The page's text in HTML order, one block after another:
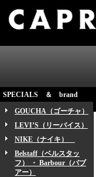
SPECIALS ＆ brand
GOUCHA（ゴーチャ）
LEVI’S（リーバイス）
NIKE（ナイキ）
Belstaff（ベルスタッ
フ） ・ Barbour（バブ
アー）